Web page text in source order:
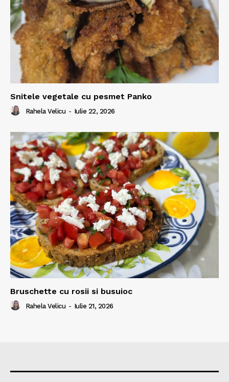
Snitele vegetale cu pesmet Panko
Rahela Velicu - Iulie 22, 2026
Bruschette cu rosii si busuioc
Rahela Velicu - Iulie 21, 2026